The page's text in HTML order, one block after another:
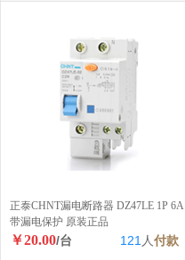
正泰CHNT漏电断路器 DZ47LE 1P 6A
带漏电保护 原装正品
￥20.00/台 121 人付款